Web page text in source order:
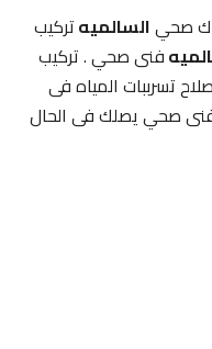
صحيالسالميهتركيب
فنى صحي . تركيب
المياه فى
يصلك فى الحال